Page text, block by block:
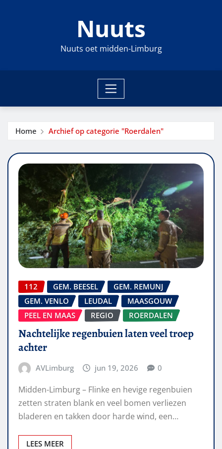
Nuuts
Nuuts oet midden-Limburg
Home Archief op categorie "Roerdalen"
112 GEM. BEESEL
GEM. REMUNJ
GEM. VENLO
LEUDAL
MAASGOUW
PEEL EN MAAS
REGIO ROERDALEN
Nachtelijke regenbuien laten veel troep
achter
AVLimburg jun 19, 2026 0
Midden-Limburg – Flinke en hevige regenbuien
zetten straten blank en veel bomen verliezen
bladeren en takken door harde wind, een…
LEES MEER